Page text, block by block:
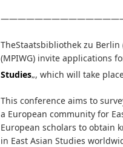
TheStaatsbibliothek zu
(MPIWG) invite applications
Studies„, which will take
This conference aims to
a European community for
European scholars to obtain
in East Asian Studies